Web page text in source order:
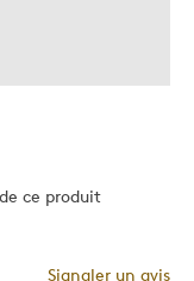
ce produit
Signaler un avis